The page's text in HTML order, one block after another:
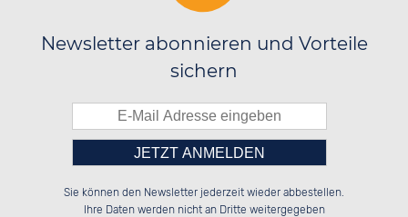
Newsletter abonnieren und Vorteile
sichern
██░░██░░██░░██░░██░░██░░██░░░░░░
██████░░██████░░██████░░██████░░
░░░░██░░██░░██░░░░░░██░░██░░██░░
Bitte tragen Sie die Zahl in
das nebenstehende Feld ein.
Sie können den Newsletter jederzeit wieder abbestellen.
Ihre Daten werden nicht an Dritte weitergegeben